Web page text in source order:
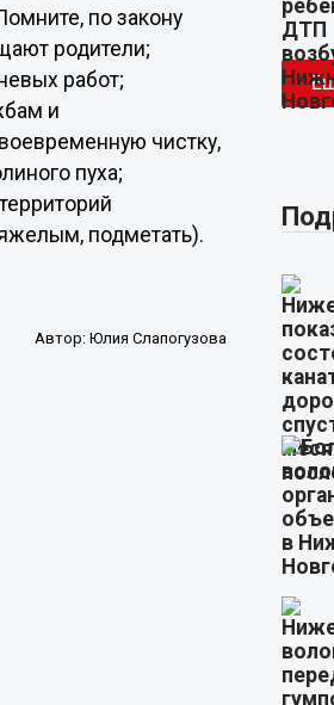
по закону
родители;
работ;
и
чистку,
пуха;
подметать).
Автор: Юлия Слапогузова